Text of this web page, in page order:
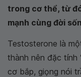
trong cơ thể, từ
mạnh cùng đời
Testosterone là
thành nên đặc tính
cơ bắp, giọng nói